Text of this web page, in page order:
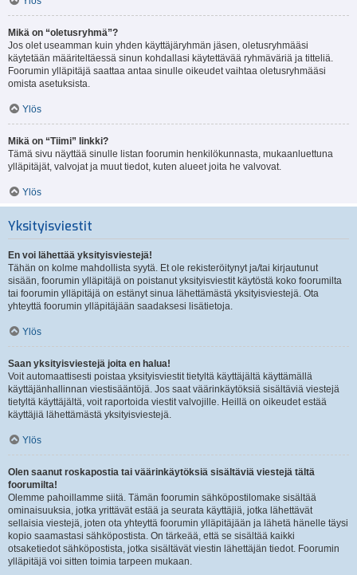
Mikä on “oletusryhmä”?
Jos olet useamman kuin yhden käyttäjäryhmän jäsen, oletusryhmääsi
käytetään määriteltäessä sinun kohdallasi käytettävää ryhmäväriä ja titteliä.
Foorumin ylläpitäjä saattaa antaa sinulle oikeudet vaihtaa oletusryhmääsi
omista asetuksista.
Ylös
Mikä on “Tiimi” linkki?
Tämä sivu näyttää sinulle listan foorumin henkilökunnasta, mukaanluettuna
ylläpitäjät, valvojat ja muut tiedot, kuten alueet joita he valvovat.
Ylös
Yksityisviestit
En voi lähettää yksityisviestejä!
Tähän on kolme mahdollista syytä. Et ole rekisteröitynyt ja/tai kirjautunut
sisään, foorumin ylläpitäjä on poistanut yksityisviestit käytöstä koko foorumilta
tai foorumin ylläpitäjä on estänyt sinua lähettämästä yksityisviestejä. Ota
yhteyttä foorumin ylläpitäjään saadaksesi lisätietoja.
Ylös
Saan yksityisviestejä joita en halua!
Voit automaattisesti poistaa yksityisviestit tietyltä käyttäjältä käyttämällä
käyttäjänhallinnan viestisääntöjä. Jos saat väärinkäytöksiä sisältäviä viestejä
tietyltä käyttäjältä, voit raportoida viestit valvojille. Heillä on oikeudet estää
käyttäjiä lähettämästä yksityisviestejä.
Ylös
Olen saanut roskapostia tai väärinkäytöksiä sisältäviä viestejä tältä
foorumilta!
Olemme pahoillamme siitä. Tämän foorumin sähköpostilomake sisältää
ominaisuuksia, jotka yrittävät estää ja seurata käyttäjiä, jotka lähettävät
sellaisia viestejä, joten ota yhteyttä foorumin ylläpitäjään ja lähetä hänelle täysi
kopio saamastasi sähköpostista. On tärkeää, että se sisältää kaikki
otsaketiedot sähköpostista, jotka sisältävät viestin lähettäjän tiedot. Foorumin
ylläpitäjä voi sitten toimia tarpeen mukaan.